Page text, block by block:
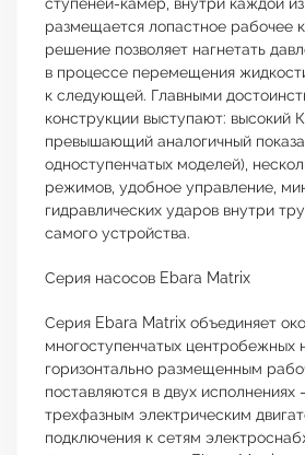
размещается лопастное рабочее
решение позволяет нагнетать
в процессе перемещения
к следующей. Главными
конструкции выступают: высокий
превышающий аналогичный
одноступенчатых моделей),
режимов, удобное управление,
гидравлических ударов внутри
самого устройства.
Серия насосов Ebara Matrix
Серия Ebara Matrix объединяет
многоступенчатых центробежных
горизонтально размещенным
поставляются в двух
трехфазным электрическим
подключения к сетям